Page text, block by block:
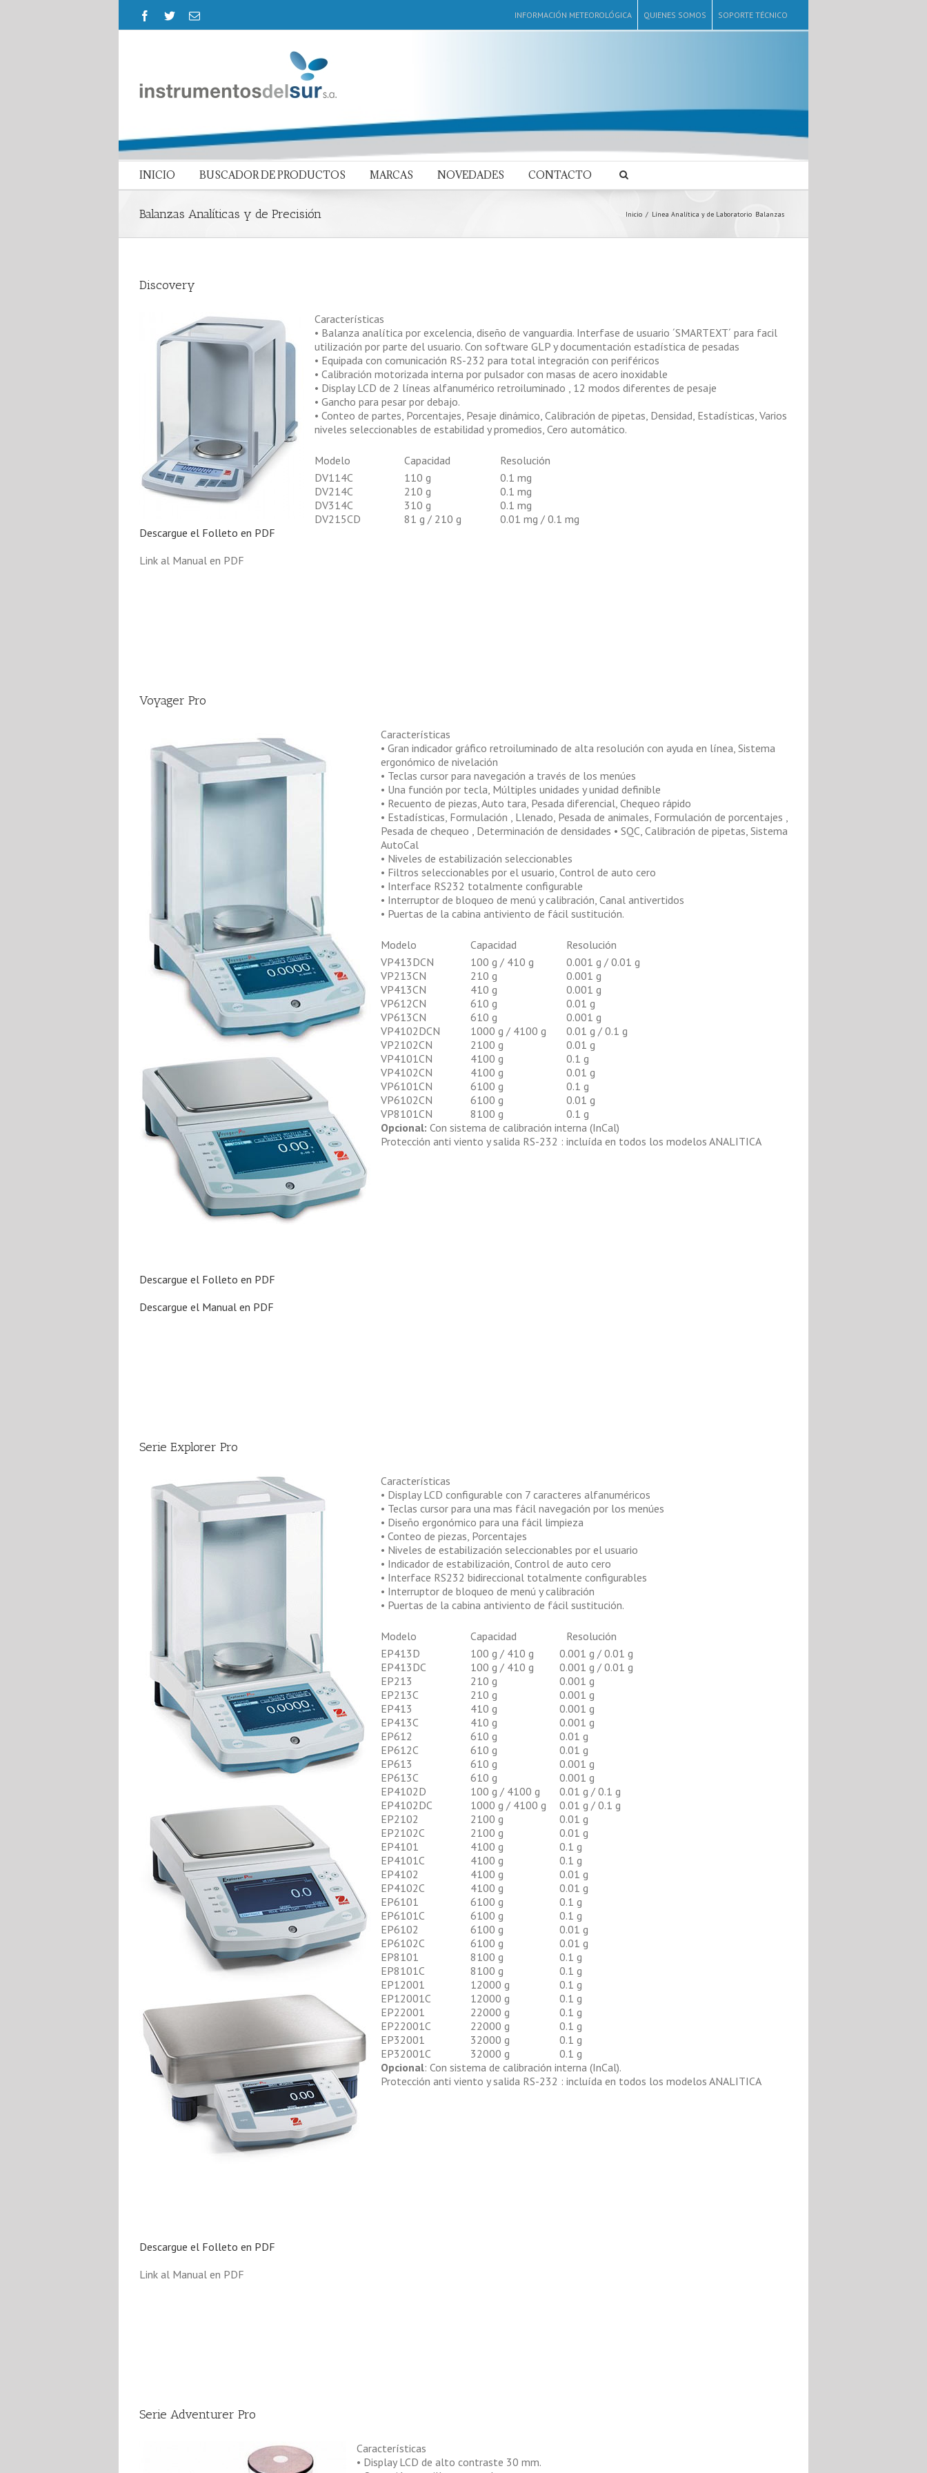
INFORMACIÓN METEOROLÓGICA QUIENES SOMOS SOPORTE TÉCNICO
INICIO BUSCADOR DE PRODUCTOS MARCAS NOVEDADES CONTACTO
Balanzas Analíticas y de Precisión Inicio Línea Analítica y de Laboratorio Balanzas
Discovery
Características
• Balanza analítica por excelencia, diseño de vanguardia. Interfase de usuario ´SMARTEXT´ para facil
utilización por parte del usuario. Con software GLP y documentación estadística de pesadas
• Equipada con comunicación RS-232 para total integración con periféricos
• Calibración motorizada interna por pulsador con masas de acero inoxidable
• Display LCD de 2 líneas alfanumérico retroiluminado , 12 modos diferentes de pesaje
• Gancho para pesar por debajo.
• Conteo de partes, Porcentajes, Pesaje dinámico, Calibración de pipetas, Densidad, Estadísticas, Varios
niveles seleccionables de estabilidad y promedios, Cero automático.
Modelo Capacidad
Resolución
DV114C
DV214C
DV314C
DV215CD
110 g
210 g
310 g
81 g / 210 g
0.1 mg
0.1 mg
0.1 mg
0.01 mg / 0.1 mg
Descargue el Folleto en PDF
Link al Manual en PDF
Voyager Pro
Características
• Gran indicador gráfico retroiluminado de alta resolución con ayuda en línea, Sistema
ergonómico de nivelación
• Teclas cursor para navegación a través de los menúes
• Una función por tecla, Múltiples unidades y unidad definible
• Recuento de piezas, Auto tara, Pesada diferencial, Chequeo rápido
• Estadísticas, Formulación , Llenado, Pesada de animales, Formulación de porcentajes ,
Pesada de chequeo , Determinación de densidades • SQC, Calibración de pipetas, Sistema
AutoCal
• Niveles de estabilización seleccionables
• Filtros seleccionables por el usuario, Control de auto cero
• Interface RS232 totalmente configurable
• Interruptor de bloqueo de menú y calibración, Canal antivertidos
• Puertas de la cabina antiviento de fácil sustitución.
Modelo Capacidad
Resolución
VP413DCN
100 g / 410 g
0.001 g / 0.01 g
VP213CN
210 g
0.001 g
VP413CN
410 g
0.001 g
VP612CN
610 g
0.01 g
VP613CN
610 g
0.001 g
VP4102DCN
1000 g / 4100 g
0.01 g / 0.1 g
VP2102CN
2100 g
0.01 g
VP4101CN
4100 g
0.1 g
VP4102CN
4100 g
0.01 g
VP6101CN
6100 g
0.1 g
VP6102CN
6100 g
0.01 g
VP8101CN
8100 g
0.1 g
Opcional: Con sistema de calibración interna (InCal)
Protección anti viento y salida RS-232 : incluída en todos los modelos ANALITICA
Descargue el Folleto en PDF
Descargue el Manual en PDF
Serie Explorer Pro
Características
• Display LCD configurable con 7 caracteres alfanuméricos
• Teclas cursor para una mas fácil navegación por los menúes
• Diseño ergonómico para una fácil limpieza
• Conteo de piezas, Porcentajes
• Niveles de estabilización seleccionables por el usuario
• Indicador de estabilización, Control de auto cero
• Interface RS232 bidireccional totalmente configurables
• Interruptor de bloqueo de menú y calibración
• Puertas de la cabina antiviento de fácil sustitución.
Modelo Capacidad
Resolución
EP413D
100 g / 410 g
0.001 g / 0.01 g
EP413DC
100 g / 410 g
0.001 g / 0.01 g
EP213
210 g
0.001 g
EP213C
210 g
0.001 g
EP413
410 g
0.001 g
EP413C
410 g
0.001 g
EP612
610 g
0.01 g
EP612C
610 g
0.01 g
EP613
610 g
0.001 g
EP613C
610 g
0.001 g
EP4102D
100 g / 4100 g
0.01 g / 0.1 g
EP4102DC
1000 g / 4100 g
0.01 g / 0.1 g
EP2102
2100 g
0.01 g
EP2102C
2100 g
0.01 g
EP4101
4100 g
0.1 g
EP4101C
4100 g
0.1 g
EP4102
4100 g
0.01 g
EP4102C
4100 g
0.01 g
EP6101
6100 g
0.1 g
EP6101C
6100 g
0.1 g
EP6102
6100 g
0.01 g
EP6102C
6100 g
0.01 g
EP8101
8100 g
0.1 g
EP8101C
8100 g
0.1 g
EP12001
12000 g
0.1 g
EP12001C
12000 g
0.1 g
EP22001
22000 g
0.1 g
EP22001C
22000 g
0.1 g
EP32001
32000 g
0.1 g
EP32001C
32000 g
0.1 g
Opcional: Con sistema de calibración interna (InCal).
Protección anti viento y salida RS-232 : incluída en todos los modelos ANALITICA
Descargue el Folleto en PDF
Link al Manual en PDF
Serie Adventurer Pro
Características
• Display LCD de alto contraste 30 mm.